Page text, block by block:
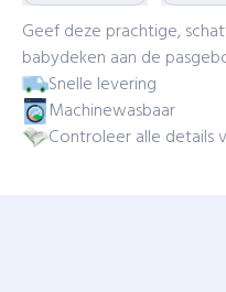
Geef deze prachtige,
babydeken aan de
Snelle levering
Machinewasbaar
Controleer alle details